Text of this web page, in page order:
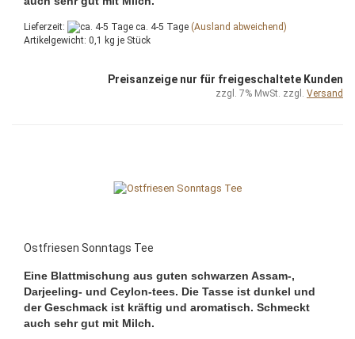
Lieferzeit: ca. 4-5 Tage (Ausland abweichend)
Artikelgewicht: 0,1 kg je Stück
Preisanzeige nur für freigeschaltete Kunden
zzgl. 7% MwSt. zzgl. Versand
Ostfriesen Sonntags Tee
Eine Blattmischung aus guten schwarzen Assam-,
Darjeeling- und Ceylon-tees. Die Tasse ist dunkel und
der Geschmack ist kräftig und aromatisch. Schmeckt
auch sehr gut mit Milch.